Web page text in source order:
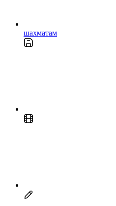
шахматам